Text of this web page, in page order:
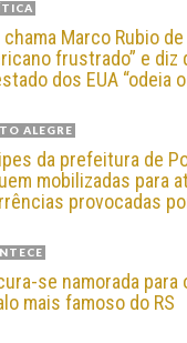
chama Marco Rubio
frustrado” e
dos EUA “odeia
ALEGRE
da prefeitura de
mobilizadas para
provocadas
se namorada para
mais famoso do RS